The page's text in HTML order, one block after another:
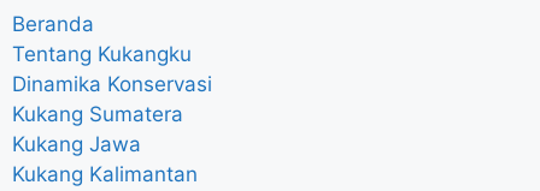
Beranda
Tentang Kukangku
Dinamika Konservasi
Kukang Sumatera
Kukang Jawa
Kukang Kalimantan